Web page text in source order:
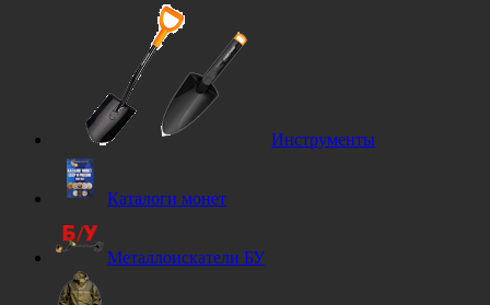
Инструменты
Каталоги монет
Металлоискатели БУ